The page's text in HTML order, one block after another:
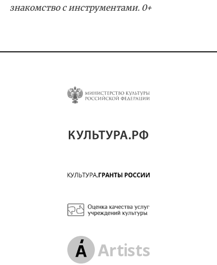
знакомство с инструментами. 0+